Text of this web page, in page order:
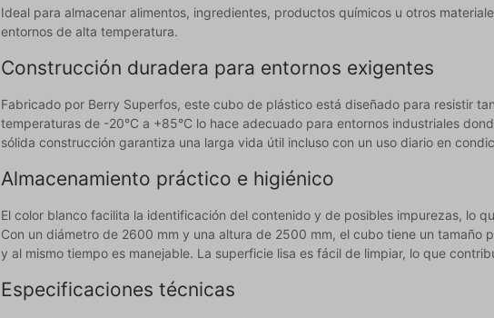
Ideal para almacenar alimentos, ingredientes, productos químicos u otros
entornos de alta temperatura.
Construcción duradera para entornos exigentes
Fabricado por Berry Superfos, este cubo de plástico está diseñado para resistir
temperaturas de -20°C a +85°C lo hace adecuado para entornos industriales
sólida construcción garantiza una larga vida útil incluso con un uso diario en
Almacenamiento práctico e higiénico
El color blanco facilita la identificación del contenido y de posibles impurezas, lo
Con un diámetro de 2600 mm y una altura de 2500 mm, el cubo tiene un
y al mismo tiempo es manejable. La superficie lisa es fácil de limpiar, lo que
Especificaciones técnicas